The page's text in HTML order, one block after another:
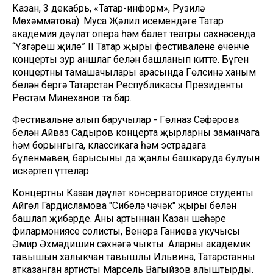
Казан, 3 декабрь, «Татар-информ», Рузилә
Мөхәммәтова). Муса Җәлил исемендәге Татар
академия дәүләт опера һәм балет театры сәхнәсендә
“Үзгәреш җиле” II Татар җыры фестиваленең өченче
концерты зур аншлаг белән башланып китте. Бүген
концертның тамашачылары арасында Гөлсинә ханым
белән бергә Татарстан Республикасы Президенты
Рөстәм Миңнеханов та бар.
Фестивальне алып баручылар - Гөлназ Сәфәрова
белән Айваз Садыров концерта җырларның заманчага
һәм борынгыга, классикага һәм эстрадага
бүленмәвен, барысының да җанлы башкаруда булуын
искәртеп үттеләр.
Концертны Казан дәүләт консерваториясе студенты
Айгөл Гардисламова "Сибелә чәчәк" җыры белән
башлап җибәрде. Аның артыннан Казан шәһәре
филармониясе солисты, Венера Ганиева укучысы
Әмир Әхмәдишин сәхнәгә чыкты. Аларның академик
тавышын халыкчан тавышлы Ильвина, Татарстанның
атказанган артисты Марсель Вагыйзов алыштырды.